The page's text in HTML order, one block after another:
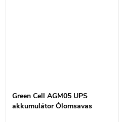
Green Cell AGM05 UPS
akkumulátor Ólomsavas